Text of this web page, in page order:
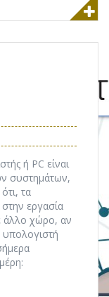
ή PC είναι
συστημάτων,
τα
εργασία
άλλο χώρο, αν